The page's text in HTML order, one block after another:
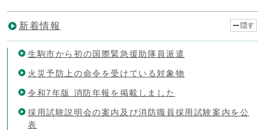
新着情報 隠す
生駒市から初の国際緊急援助隊員派遣
火災予防上の命令を受けている対象物
令和7年版 消防年報を掲載しました
採用試験説明会の案内及び消防職員採用試験案内を公
表